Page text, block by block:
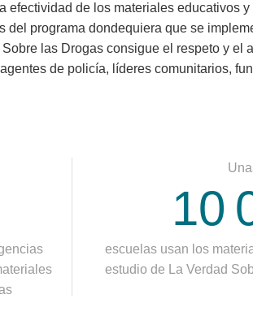
efectividad de los materiales educativos
del programa dondequiera que se
Sobre las Drogas consigue el respeto y el
de policía, líderes comunitarios,
10
escuelas usan los
estudio de La Verdad